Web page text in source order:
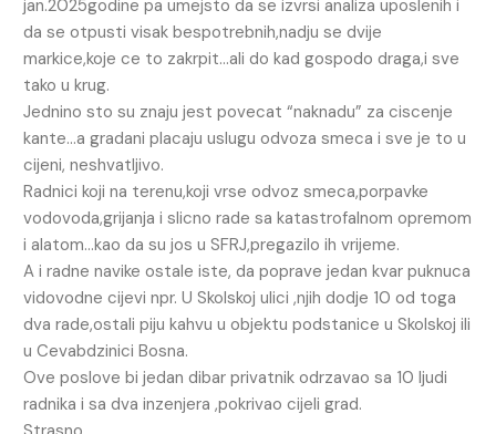
jan.2025godine pa umejsto da se izvrsi analiza uposlenih i
da se otpusti visak bespotrebnih,nadju se dvije
markice,koje ce to zakrpit…ali do kad gospodo draga,i sve
tako u krug.
Jednino sto su znaju jest povecat “naknadu” za ciscenje
kante…a gradani placaju uslugu odvoza smeca i sve je to u
cijeni, neshvatljivo.
Radnici koji na terenu,koji vrse odvoz smeca,porpavke
vodovoda,grijanja i slicno rade sa katastrofalnom opremom
i alatom…kao da su jos u SFRJ,pregazilo ih vrijeme.
A i radne navike ostale iste, da poprave jedan kvar puknuca
vidovodne cijevi npr. U Skolskoj ulici ,njih dodje 10 od toga
dva rade,ostali piju kahvu u objektu podstanice u Skolskoj ili
u Cevabdzinici Bosna.
Ove poslove bi jedan dibar privatnik odrzavao sa 10 ljudi
radnika i sa dva inzenjera ,pokrivao cijeli grad.